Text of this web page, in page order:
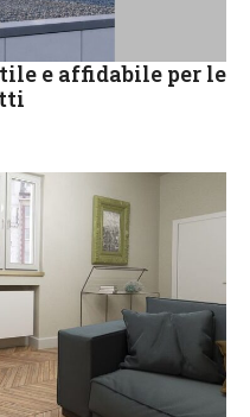
e affidabile per le